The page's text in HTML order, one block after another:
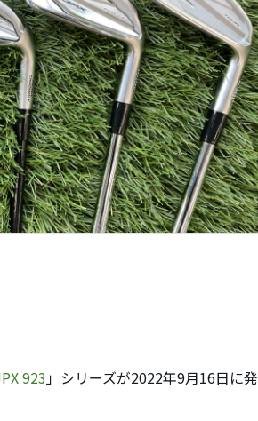
923 」シリーズが2022年9月16日に発